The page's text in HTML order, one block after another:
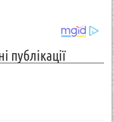
публікації